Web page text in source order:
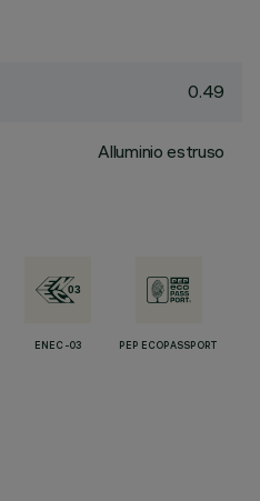
0.49
Alluminio estruso
ENEC-03 PEP ECOPASSPORT